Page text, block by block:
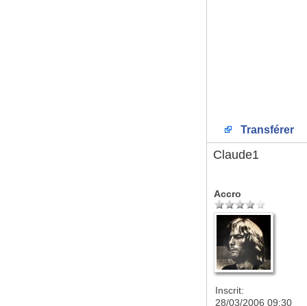
Transférer
Claude1
Accro
Inscrit:
28/03/2006 09:30